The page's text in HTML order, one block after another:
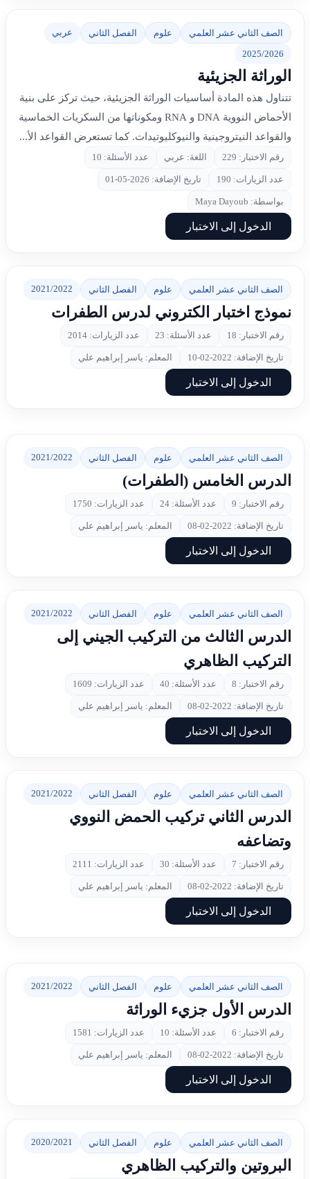
الصف الثاني عشر العلمي علوم الفصل الثاني عربي
2025/2026
الوراثة الجزيئية
تتناول هذه المادة أساسيات الوراثة الجزيئية، حيث تركز على بنية
الأحماض النووية DNA و RNA ومكوناتها من السكريات الخماسية
والقواعد النيتروجينية والنيوكليوتيدات. كما تستعرض القواعد الأ...
رقم الاختبار: 229 اللغة: عربي عدد الأسئلة: 10
عدد الزيارات: 190 تاريخ الإضافة: 2026-05-01
بواسطة: Maya Dayoub
الدخول إلى الاختبار
الصف الثاني عشر العلمي علوم الفصل الثاني 2021/2022
نموذج اختبار الكتروني لدرس الطفرات
رقم الاختبار: 18 عدد الأسئلة: 23 عدد الزيارات: 2014
تاريخ الإضافة: 2022-02-10 المعلم: ياسر إبراهيم علي
الدخول إلى الاختبار
الصف الثاني عشر العلمي علوم الفصل الثاني 2021/2022
الدرس الخامس (الطفرات)
رقم الاختبار: 9 عدد الأسئلة: 24 عدد الزيارات: 1750
تاريخ الإضافة: 2022-02-08 المعلم: ياسر إبراهيم علي
الدخول إلى الاختبار
الصف الثاني عشر العلمي علوم الفصل الثاني 2021/2022
الدرس الثالث من التركيب الجيني إلى
التركيب الظاهري
رقم الاختبار: 8 عدد الأسئلة: 40 عدد الزيارات: 1609
تاريخ الإضافة: 2022-02-08 المعلم: ياسر إبراهيم علي
الدخول إلى الاختبار
الصف الثاني عشر العلمي علوم الفصل الثاني 2021/2022
الدرس الثاني تركيب الحمض النووي
وتضاعفه
رقم الاختبار: 7 عدد الأسئلة: 30 عدد الزيارات: 2111
تاريخ الإضافة: 2022-02-08 المعلم: ياسر إبراهيم علي
الدخول إلى الاختبار
الصف الثاني عشر العلمي علوم الفصل الثاني 2021/2022
الدرس الأول جزيء الوراثة
رقم الاختبار: 6 عدد الأسئلة: 10 عدد الزيارات: 1581
تاريخ الإضافة: 2022-02-08 المعلم: ياسر إبراهيم علي
الدخول إلى الاختبار
الصف الثاني عشر العلمي علوم الفصل الثاني 2020/2021
البروتين والتركيب الظاهري